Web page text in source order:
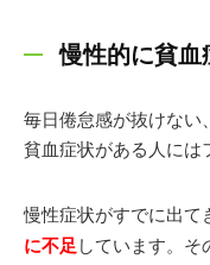
慢性的に貧血
毎日倦怠感が抜けない
貧血症状がある人には
慢性症状がすでに出て
に不足しています。